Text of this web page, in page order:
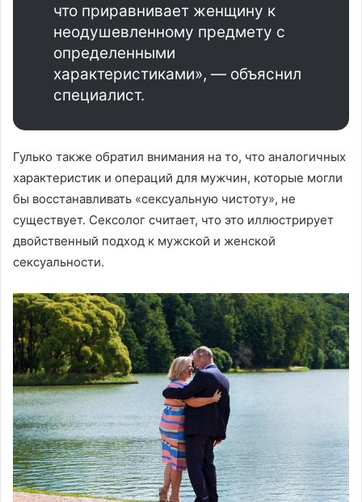
что приравнивает женщину к
неодушевленному предмету с
определенными
характеристиками», — объяснил
специалист.
Гулько также обратил внимания на то, что аналогичных
характеристик и операций для мужчин, которые могли
бы восстанавливать «сексуальную чистоту», не
существует. Сексолог считает, что это иллюстрирует
двойственный подход к мужской и женской
сексуальности.